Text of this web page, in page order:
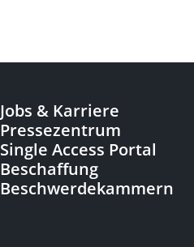
Jobs & Karriere
Pressezentrum
Single Access Portal
Beschaffung
Beschwerdekammern